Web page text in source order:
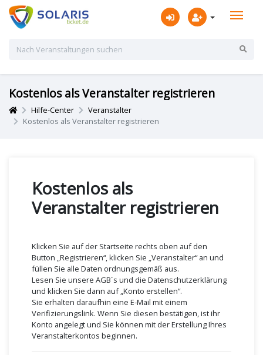
Kostenlos als Veranstalter registrieren
Hilfe-Center
Veranstalter
Kostenlos als Veranstalter registrieren
Kostenlos als
Veranstalter registrieren
Klicken Sie auf der Startseite rechts oben auf den
Button „Registrieren“, klicken Sie „Veranstalter“ an und
füllen Sie alle Daten ordnungsgemäß aus.
Lesen Sie unsere AGB´s und die Datenschutzerklärung
und klicken Sie dann auf „Konto erstellen“.
Sie erhalten daraufhin eine E-Mail mit einem
Verifizierungslink. Wenn Sie diesen bestätigen, ist ihr
Konto angelegt und Sie können mit der Erstellung Ihres
Veranstalterkontos beginnen.